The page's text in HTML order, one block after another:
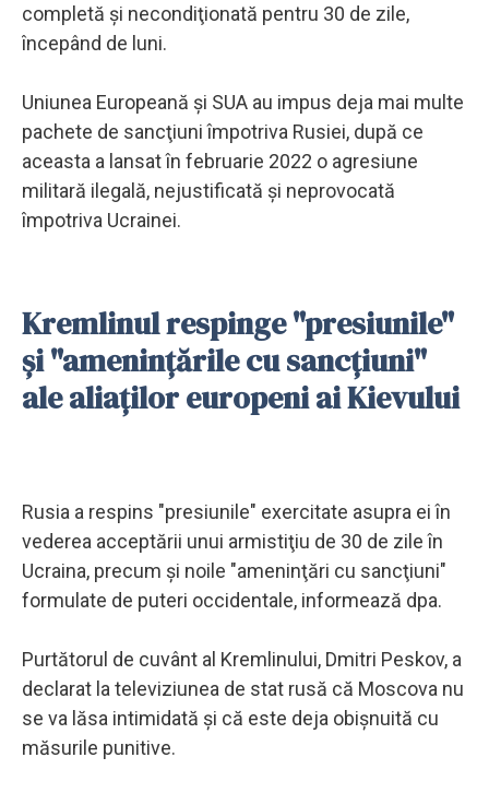
completă şi necondiţionată pentru 30 de zile,
începând de luni.
Uniunea Europeană şi SUA au impus deja mai multe
pachete de sancţiuni împotriva Rusiei, după ce
aceasta a lansat în februarie 2022 o agresiune
militară ilegală, nejustificată şi neprovocată
împotriva Ucrainei.
Kremlinul respinge "presiunile"
şi "ameninţările cu sancţiuni"
ale aliaţilor europeni ai Kievului
Rusia a respins "presiunile" exercitate asupra ei în
vederea acceptării unui armistiţiu de 30 de zile în
Ucraina, precum şi noile "ameninţări cu sancţiuni"
formulate de puteri occidentale, informează dpa.
Purtătorul de cuvânt al Kremlinului, Dmitri Peskov, a
declarat la televiziunea de stat rusă că Moscova nu
se va lăsa intimidată şi că este deja obişnuită cu
măsurile punitive.